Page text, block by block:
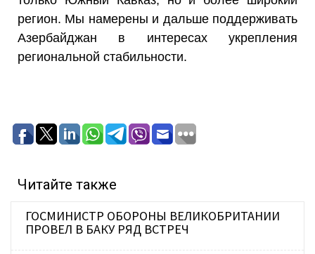
регион. Мы намерены и дальше поддерживать
Азербайджан в интересах укрепления
региональной стабильности.
Читайте также
ГОСМИНИСТР ОБОРОНЫ ВЕЛИКОБРИТАНИИ
ПРОВЕЛ В БАКУ РЯД ВСТРЕЧ